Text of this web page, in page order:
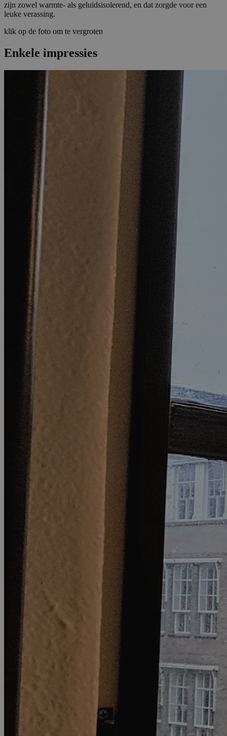
zijn zowel warmte- als geluidsisolerend, en dat zorgde voor een
leuke verassing.
klik op de foto om te vergroten
Enkele impressies